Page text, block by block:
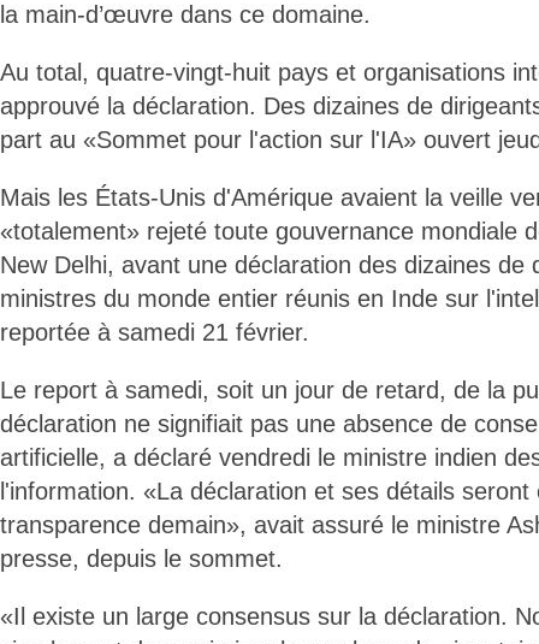
la main-d’œuvre dans ce domaine.
Au total, quatre-vingt-huit pays et organisations
approuvé la déclaration. Des dizaines de
part au «Sommet pour l'action sur l'IA» ouvert
Mais les États-Unis d'Amérique avaient la veille
«totalement» rejeté toute gouvernance mondiale
New Delhi, avant une déclaration des dizaines de
ministres du monde entier réunis en Inde sur
reportée à samedi 21 février.
Le report à samedi, soit un jour de retard, de la
déclaration ne signifiait pas une absence de
artificielle, a déclaré vendredi le ministre indien
l'information. «La déclaration et ses détails
transparence demain», avait assuré le ministre
presse, depuis le sommet.
«Il existe un large consensus sur la déclaration.